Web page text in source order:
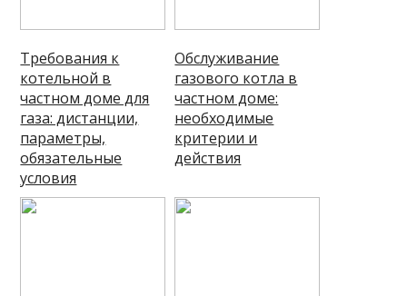
Требования к
котельной в
частном доме для
газа: дистанции,
параметры,
обязательные
условия
Обслуживание
газового котла в
частном доме:
необходимые
критерии и
действия